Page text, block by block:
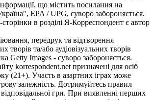
що містить посилання на
EPA / UPG, суворо забороняється.
в розділі Я-Корреспондент є автор
передрук та відтворення
творів та/або аудіовізуальних творів
Getty Images - суворо забороняється.
korrespondent.net призначені для осіб
(21+). Участь в азартних іграх може
залежність. Дотримуйтесь правил
гри. При виявленні перших